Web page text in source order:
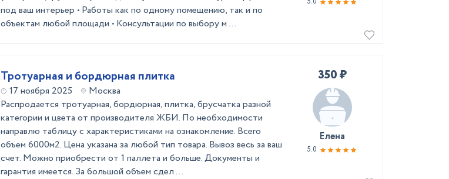
под ваш интерьер • Работы как по одному помещению, так и по
объектам любой площади • Консультации по выбору м ...
Тротуарная и бордюрная плитка
17 ноября 2025
Москва
Распродается тротуарная, бордюрная, плитка, брусчатка разной
категории и цвета от производителя ЖБИ. По необходимости
направлю таблицу с характеристиками на ознакомление. Всего
объем 6000м2. Цена указана за любой тип товара. Вывоз весь за ваш
счет. Можно приобрести от 1 паллета и больше. Документы и
гарантия имеется. За большой объем сдел ...
350 ₽
Елена
5.0